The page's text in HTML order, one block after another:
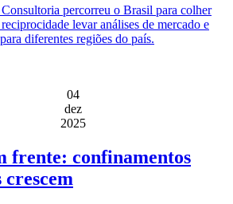
percorreu o Brasil para colher
levar análises de mercado e
diferentes regiões do país.
04
dez
2025
frente: confinamentos